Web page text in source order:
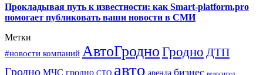
Прокладывая путь к известности: как Smart-platform.pro
помогает публиковать ваши новости в СМИ
Метки
#новости компаний АвтоГродноГродно ДТП
Гродно МЧС гродно СТО авто аренда бизнес велосипед